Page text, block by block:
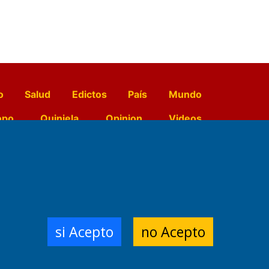
Salud Edictos País
Mundo
Quiniela Opinion
Videos
Impresora:
si Acepto no Acepto